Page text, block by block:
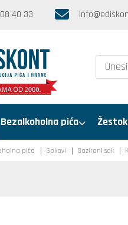
40 33
Bezalkoholna pića
pića Sokovi Gazirani sok